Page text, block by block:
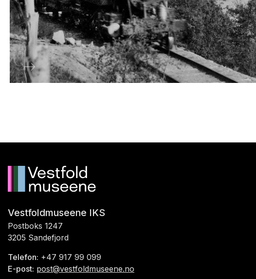
Vestfoldmuseene IKS
Postboks 1247
3205 Sandefjord
Telefon: +47 917 99 099
E-post: post@vestfoldmuseene.no